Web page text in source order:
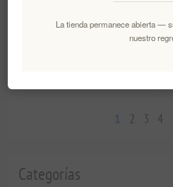
Categorías
Cesta de regalo de mimbre
griego tradicional de Navidad
1 2 3 4
La tienda permanece abierta —
nuestro